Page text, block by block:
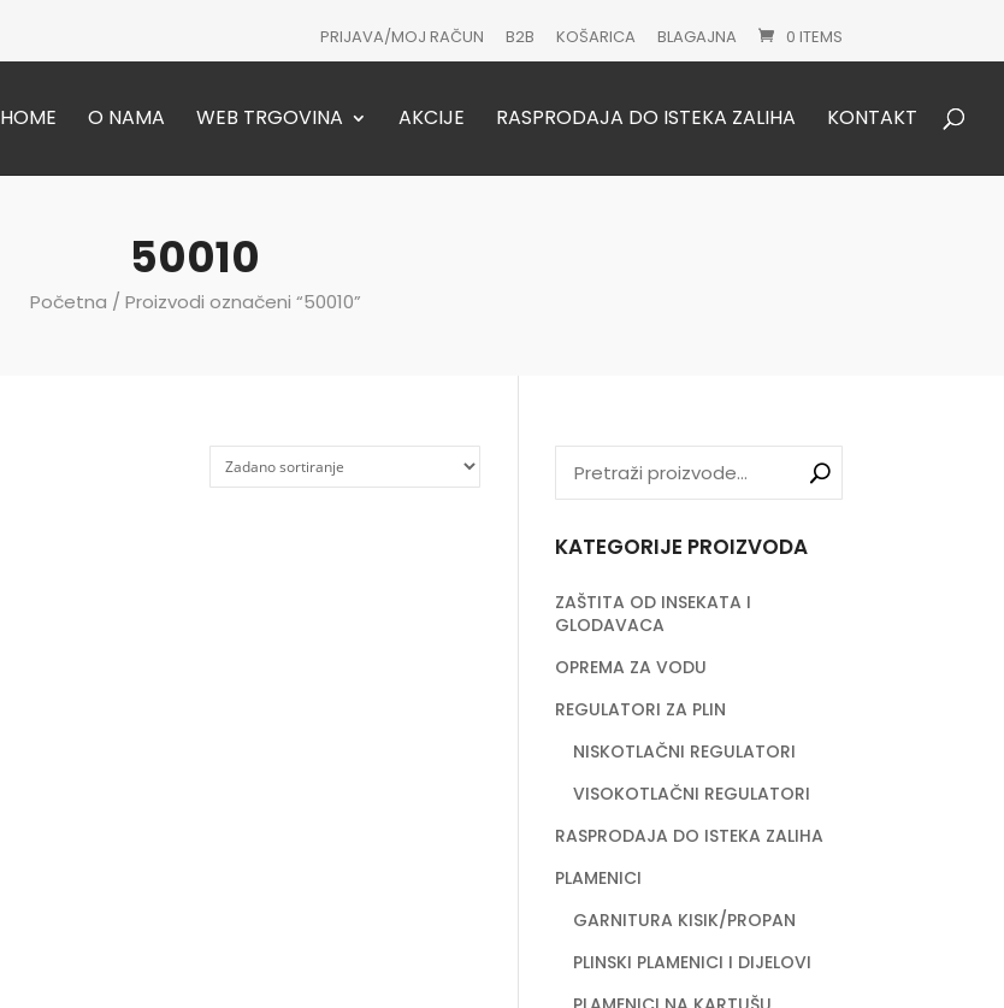
PRIJAVA/MOJ RAČUN B2B KOŠARICA BLAGAJNA 0 ITEMS
HOME O NAMA WEB TRGOVINA AKCIJE RASPRODAJA DO ISTEKA ZALIHA KONTAKT
Products
50010
Početna / Proizvodi označeni “50010”
KATEGORIJE PROIZVODA
ZAŠTITA OD INSEKATA I
GLODAVACA
OPREMA ZA VODU
REGULATORI ZA PLIN
NISKOTLAČNI REGULATORI
VISOKOTLAČNI REGULATORI
RASPRODAJA DO ISTEKA ZALIHA
PLAMENICI
GARNITURA KISIK/PROPAN
PLINSKI PLAMENICI I DIJELOVI